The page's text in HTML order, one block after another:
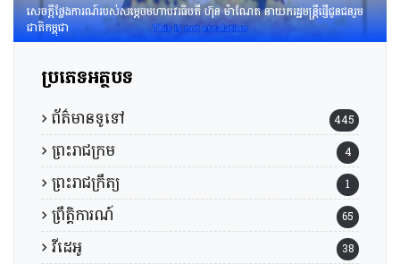
សេចក្តីថ្លែងការណ៍របស់សម្តេចមហាបវរធិបតី ហ៊ុន ម៉ាណែត នាយករដ្ឋមន្រ្តីផ្ញើជូនជនរួម
ជាតិកម្ពុជា
ប្រភេទអត្ថបទ
ព័ត៌មានទូទៅ 445
ព្រះរាជក្រម 4
ព្រះរាជក្រឹត្យ 1
ព្រឹត្តិការណ៍ 65
វីដេអូ 38